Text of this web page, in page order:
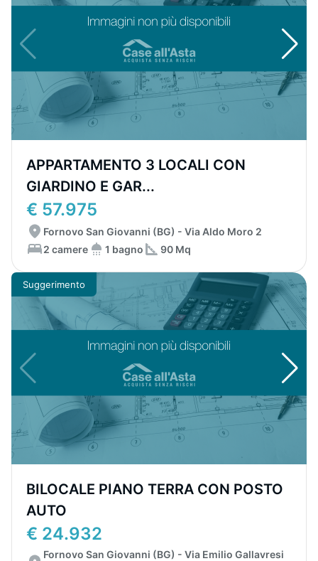
APPARTAMENTO 3 LOCALI CON
GIARDINO E GAR...
€ 57.975
Fornovo San Giovanni (BG) - Via Aldo Moro 2
2 camere
1 bagno 90 Mq
Suggerimento
BILOCALE PIANO TERRA CON POSTO
AUTO
€ 24.932
Fornovo San Giovanni (BG) - Via Emilio Gallavresi